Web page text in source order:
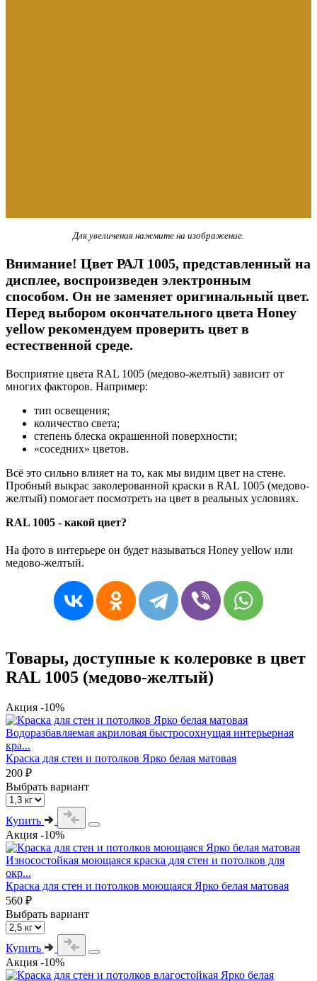
Для увеличения нажмите на изображение.
Внимание! Цвет РАЛ 1005, представленный на
дисплее, воспроизведен электронным
способом. Он не заменяет оригинальный цвет.
Перед выбором окончательного цвета Honey
yellow рекомендуем проверить цвет в
естественной среде.
Восприятие цвета RAL 1005 (медово-желтый) зависит от
многих факторов. Например:
тип освещения;
количество света;
степень блеска окрашенной поверхности;
«соседних» цветов.
Всё это сильно влияет на то, как мы видим цвет на стене.
Пробный выкрас заколерованной краски в RAL 1005 (медово-
желтый) помогает посмотреть на цвет в реальных условиях.
RAL 1005 - какой цвет?
На фото в интерьере он будет называться Honey yellow или
медово-желтый.
Товары, доступные к колеровке в цвет
RAL 1005 (медово-желтый)
Акция -10%
Водоразбавляемая акриловая быстросохнущая интерьерная
кра...
Краска для стен и потолков Ярко белая матовая
200 ₽
Выбрать вариант
Купить
Акция -10%
Износостойкая моющаяся краска для стен и потолков для
окр...
Краска для стен и потолков моющаяся Ярко белая матовая
560 ₽
Выбрать вариант
Купить
Акция -10%